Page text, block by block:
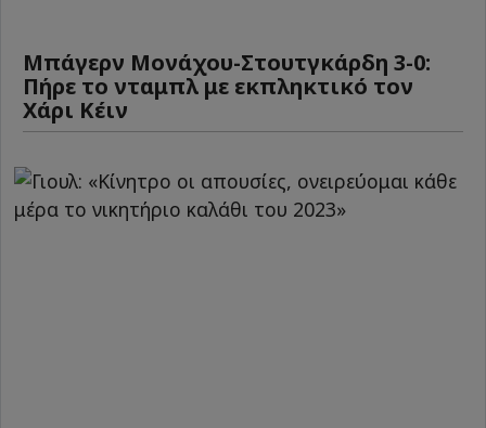
Μπάγερν Μονάχου-Στουτγκάρδη 3-0:
Πήρε το νταμπλ με εκπληκτικό τον
Χάρι Κέιν